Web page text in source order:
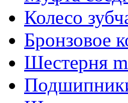
Колесо
Бронзовое
Шестерня